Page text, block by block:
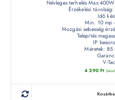
Névleges terhelés
Érzékelési
Idő
Min. 10 mp
Mozgási sebesség
Telepítés
IP
Méretek: 85
V-
4 290 Ft